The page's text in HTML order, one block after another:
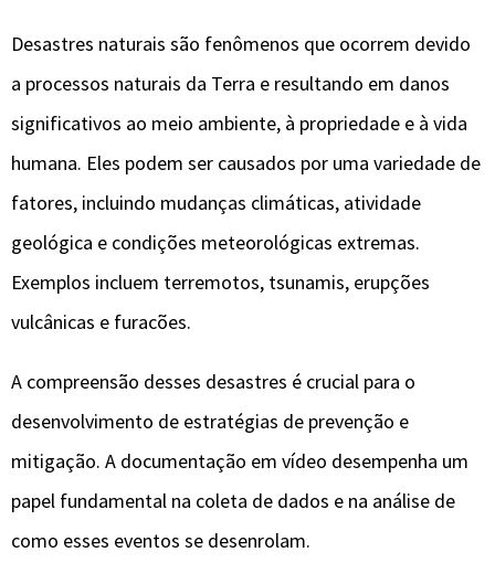
Desastres naturais são fenômenos que ocorrem devido
a processos naturais da Terra e resultando em danos
significativos ao meio ambiente, à propriedade e à vida
humana. Eles podem ser causados por uma variedade de
fatores, incluindo mudanças climáticas, atividade
geológica e condições meteorológicas extremas.
Exemplos incluem terremotos, tsunamis, erupções
vulcânicas e furacões.
A compreensão desses desastres é crucial para o
desenvolvimento de estratégias de prevenção e
mitigação. A documentação em vídeo desempenha um
papel fundamental na coleta de dados e na análise de
como esses eventos se desenrolam.